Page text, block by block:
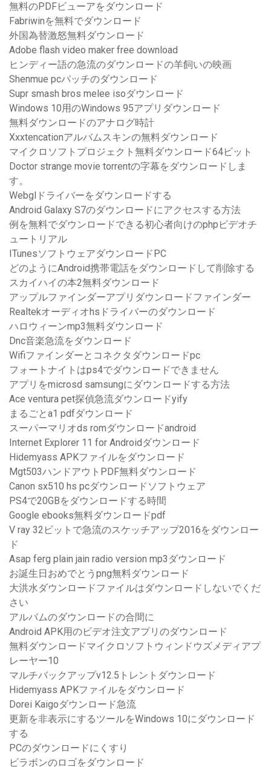
無料のPDFビューアをダウンロード
Fabriwinを無料でダウンロード
外国為替激怒無料ダウンロード
Adobe flash video maker free download
ヒンディー語の急流のダウンロードの羊飼いの映画
Shenmue pcパッチのダウンロード
Supr smash bros melee isoダウンロード
Windows 10用のWindows 95アプリダウンロード
無料ダウンロードのアナログ時計
Xxxtencationアルバムスキンの無料ダウンロード
マイクロソフトプロジェクト無料ダウンロード64ビット
Doctor strange movie torrentの字幕をダウンロードしま
す。
Webglドライバーをダウンロードする
Android Galaxy S7のダウンロードにアクセスする方法
例を無料でダウンロードできる初心者向けのphpビデオチ
ュートリアル
ITunesソフトウェアダウンロードPC
どのようにAndroid携帯電話をダウンロードして削除する
スカイハイの本2無料ダウンロード
アップルファインダーアプリダウンロードファインダー
Realtekオーディオhsドライバーのダウンロード
ハロウィーンmp3無料ダウンロード
Dnc音楽急流をダウンロード
Wifiファインダーとコネクタダウンロードpc
フォートナイトはps4でダウンロードできません
アプリをmicrosd samsungにダウンロードする方法
Ace ventura pet探偵急流ダウンロードyify
まるごとa1 pdfダウンロード
スーパーマリオds romダウンロードandroid
Internet Explorer 11 for Androidダウンロード
Hidemyass APKファイルをダウンロード
Mgt503ハンドアウトPDF無料ダウンロード
Canon sx510 hs pcダウンロードソフトウェア
PS4で20GBをダウンロードする時間
Google ebooks無料ダウンロードpdf
V ray 32ビットで急流のスケッチアップ2016をダウンロー
ド
Asap ferg plain jain radio version mp3ダウンロード
お誕生日おめでとうpng無料ダウンロード
大洪水ダウンロードファイルはダウンロードしないでくだ
さい
アルバムのダウンロードの合間に
Android APK用のビデオ注文アプリのダウンロード
無料ダウンロードマイクロソフトウィンドウズメディアプ
レーヤー10
マルチバックアップv12.5トレントダウンロード
Hidemyass APKファイルをダウンロード
Dorei Kaigoダウンロード急流
更新を非表示にするツールをWindows 10にダウンロード
する
PCのダウンロードにくすり
ビラボンのロゴをダウンロード